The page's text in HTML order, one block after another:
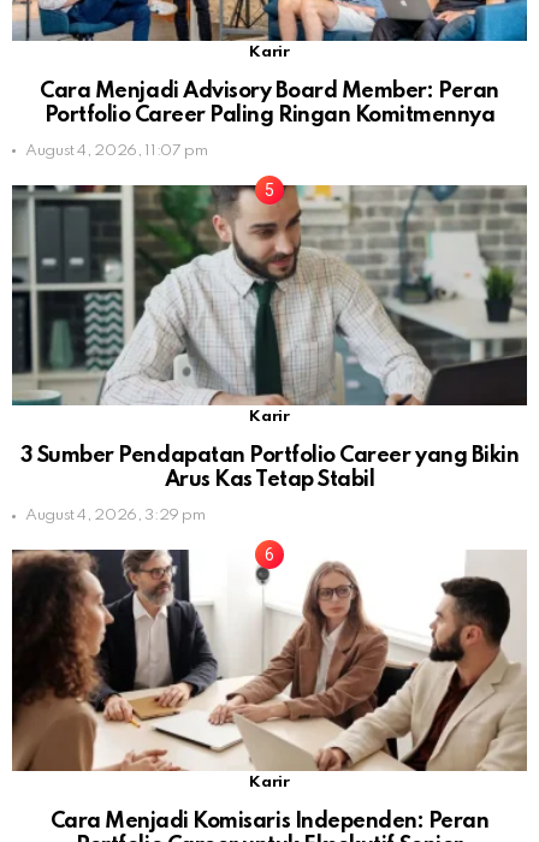
Karir
Cara Menjadi Advisory Board Member: Peran
Portfolio Career Paling Ringan Komitmennya
August 4, 2026, 11:07 pm
Karir
3 Sumber Pendapatan Portfolio Career yang Bikin
Arus Kas Tetap Stabil
August 4, 2026, 3:29 pm
Karir
Cara Menjadi Komisaris Independen: Peran